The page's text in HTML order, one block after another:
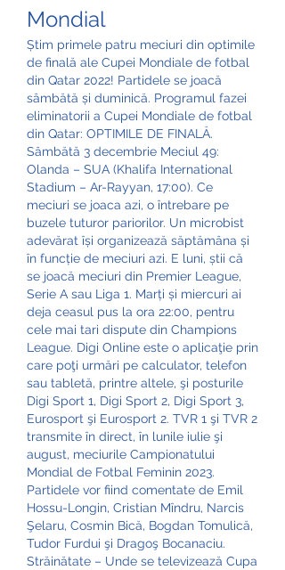
Mondial
Știm primele patru meciuri din optimile
de finală ale Cupei Mondiale de fotbal
din Qatar 2022! Partidele se joacă
sâmbătă și duminică. Programul fazei
eliminatorii a Cupei Mondiale de fotbal
din Qatar: OPTIMILE DE FINALĂ.
Sâmbătă 3 decembrie Meciul 49:
Olanda – SUA (Khalifa International
Stadium – Ar-Rayyan, 17:00). Ce
meciuri se joaca azi, o întrebare pe
buzele tuturor pariorilor. Un microbist
adevărat își organizează săptămâna și
în funcție de meciuri azi. E luni, știi că
se joacă meciuri din Premier League,
Serie A sau Liga 1. Marți și miercuri ai
deja ceasul pus la ora 22:00, pentru
cele mai tari dispute din Champions
League. Digi Online este o aplicaţie prin
care poţi urmări pe calculator, telefon
sau tabletă, printre altele, şi posturile
Digi Sport 1, Digi Sport 2, Digi Sport 3,
Eurosport şi Eurosport 2. TVR 1 şi TVR 2
transmite în direct, în lunile iulie şi
august, meciurile Campionatului
Mondial de Fotbal Feminin 2023.
Partidele vor fiind comentate de Emil
Hossu-Longin, Cristian Mîndru, Narcis
Şelaru, Cosmin Bică, Bogdan Tomulică,
Tudor Furdui şi Dragoş Bocanaciu.
Străinătate – Unde se televizează Cupa